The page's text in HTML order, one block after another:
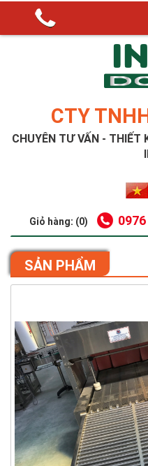
CTY
CHUYÊN TƯ VẤN - THIẾT
Giỏ hàng: (0)
SẢN PHẨM